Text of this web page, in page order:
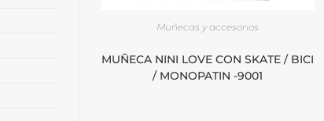
Muñecas y accesorios
MUÑECA NINI LOVE CON SKATE / BICI
/ MONOPATIN -9001